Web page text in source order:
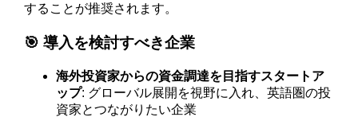
することが推奨されます。
🎯 導入を検討すべき企業
海外投資家からの資金調達を目指すスタートア
ップ: グローバル展開を視野に入れ、英語圏の投
資家とつながりたい企業